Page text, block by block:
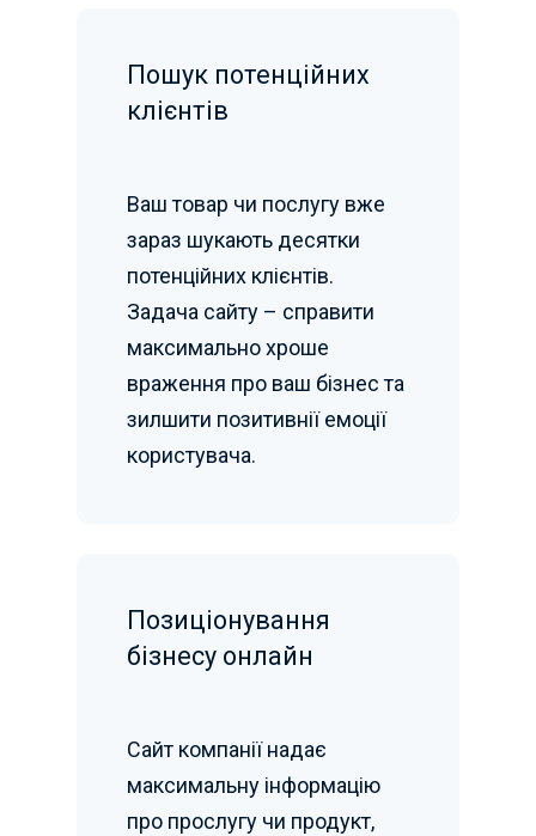
Пошук потенційних
клієнтів
Ваш товар чи послугу вже
зараз шукають десятки
потенційних клієнтів.
Задача сайту – справити
максимально хроше
враження про ваш бізнес та
зилшити позитивнії емоції
користувача.
Позиціонування
бізнесу онлайн
Сайт компанії надає
максимальну інформацію
про прослугу чи продукт,